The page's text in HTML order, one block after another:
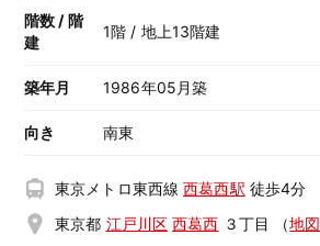
階数 / 階
建
1階 / 地上13階建
築年月 1986年05月築
向き 南東
東京メトロ東西線西葛西駅 徒歩4分
東京都 江戸川区 西葛西 ３丁目 （地図